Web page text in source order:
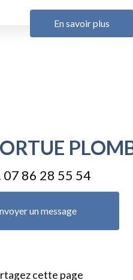
En savoir plus
07 86 28 55 54
un message
cette page